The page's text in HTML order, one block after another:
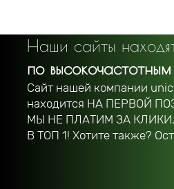
Наши сайты
по высокочастотным
Сайт нашей компании
находится НА ПЕРВОЙ
МЫ НЕ ПЛАТИМ ЗА
В ТОП 1! Хотите также?